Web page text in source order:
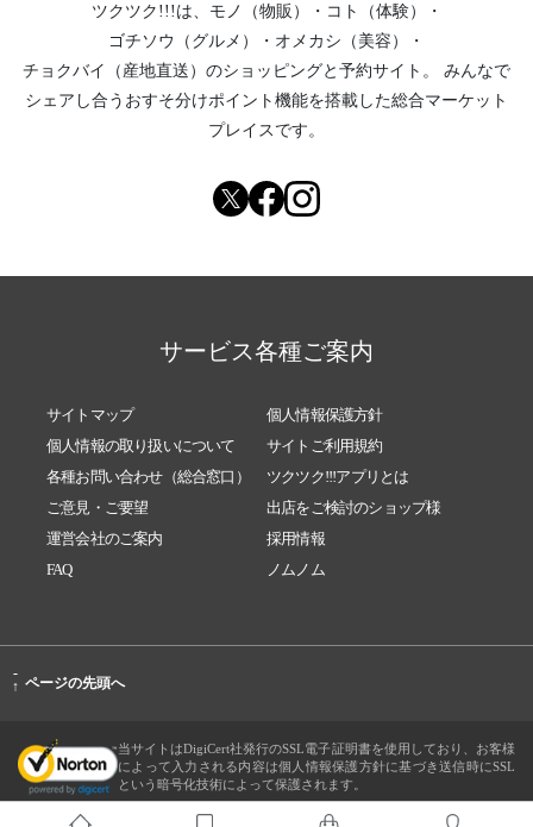
ツクツク!!!は、 モノ（物販） ・ コト（体験）
・
ゴチソウ（グルメ）
・ オメカシ（美容）
・
チョクバイ（産地直送） のショッピングと予約サイト。
みんなで
シェアし合う おすそ分けポイント機能を搭載した総合マーケット
プレイスです。
サービス各種ご案内
サイトマップ
個人情報保護方針
個人情報の取り扱いについて
サイトご利用規約
各種お問い合わせ（総合窓口）
ツクツク!!!アプリとは
ご意見・ご要望
出店をご検討のショップ様
運営会社のご案内
採用情報
FAQ
ノムノム
-
↑ ページの先頭へ
当サイトはDigiCert社発行のSSL電子証明書を使用しており、お客様
によって入力される内容は個人情報保護方針に基づき送信時にSSL
という暗号化技術によって保護されます。